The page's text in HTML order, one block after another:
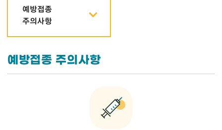
예방접종
주의사항
예방접종 주의사항